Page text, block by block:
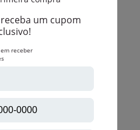
De Toilette Masculino